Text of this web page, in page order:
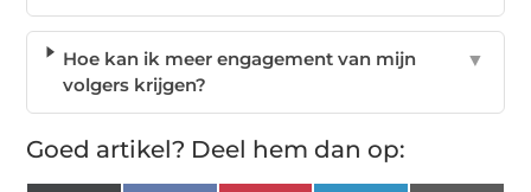
Hoe kan ik meer engagement van mijn
volgers krijgen?
▼
Goed artikel? Deel hem dan op: